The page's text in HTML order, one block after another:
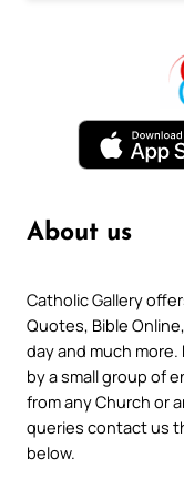
About us
Catholic Gallery
Quotes, Bible
day and much
by a small group of
from any Church or
queries contact us
below.